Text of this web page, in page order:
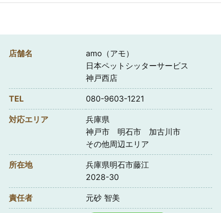
店舗名
amo（アモ）
日本ペットシッターサービス
神戸西店
TEL 080-9603-1221
対応エリア
兵庫県
神戸市 明石市 加古川市
その他周辺エリア
所在地
兵庫県明石市藤江
2028-30
責任者 元砂 智美